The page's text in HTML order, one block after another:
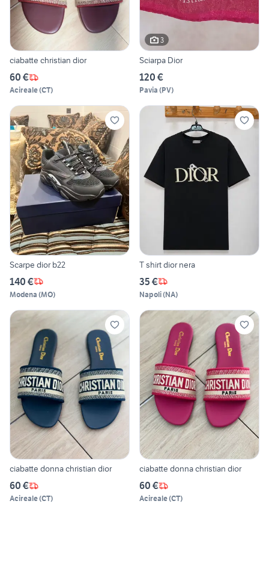
ciabatte christian dior
60 €
Acireale(CT)
3
Sciarpa Dior
120 €
Pavia (PV)
Scarpe dior b22
140 €
Modena (MO)
T shirt dior nera
35 €
Napoli(NA)
ciabatte donna christian dior
60 €
Acireale(CT)
ciabatte donna christian dior
60 €
Acireale(CT)